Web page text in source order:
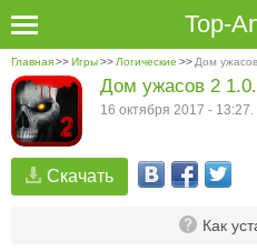
Top-
Главная>>Игры>> Логические >> Дом
Скачать
Как
Дом ужасов 2
16 октября 2017 -